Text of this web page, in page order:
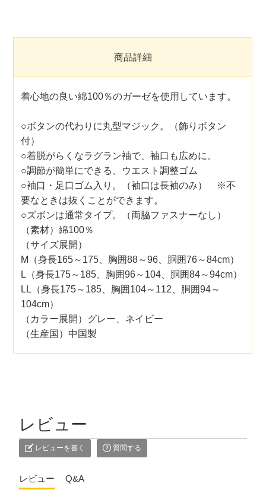
商品詳細
着心地の良い綿100％のガーゼを使用しています。
○ボタンの代わりに丸型マジック。（飾りボタン
付）
○着脱がらくなラグラン袖で、袖口も広めに。
○調節が簡単にできる、ウエスト調整ゴム
○袖口・足口ゴム入り。（袖口は長袖のみ） ※不
要なときは抜くことができます。
○ズボンは通常タイプ。（両脇ファスナーなし）
（素材）綿100％
（サイズ展開）
M（身長165～175、胸囲88～96、胴囲76～84cm）
L（身長175～185、胸囲96～104、胴囲84～94cm）
LL（身長175～185、胸囲104～112、胴囲94～
104cm）
（カラー展開）グレー、ネイビー
（生産国）中国製
レビュー
レビューを書く 質問する
レビュー Q&A